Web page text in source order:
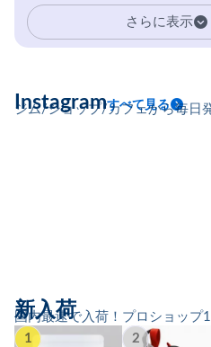
慣。高強度・高頻
に耐えられる体を
に、圧倒的支持
プリ。
さらに表示
ジム/ショップ/カフェから毎日
Instagramすべて見る
国内最速で入荷！プロショップ
新入荷
1 2